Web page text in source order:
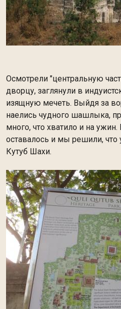
Осмотрели "центральную
дворцу, заглянули в
изящную мечеть. Выйдя за
наелись чудного шашлыка,
много, что хватило и на
оставалось и мы решили, что
Кутуб Шахи.